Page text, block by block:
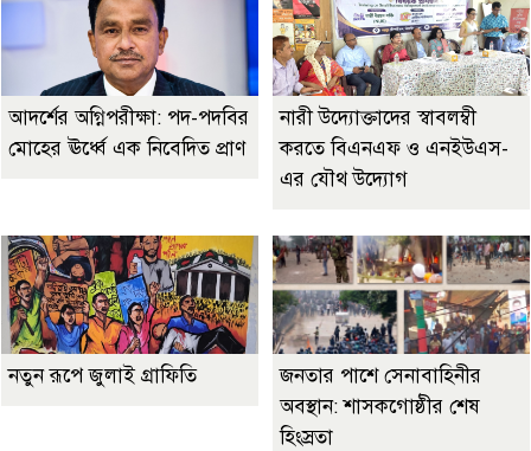
আদর্শের অগ্নিপরীক্ষা: পদ-পদবির
মোহের ঊর্ধ্বে এক নিবেদিত প্রাণ
নারী উদ্যোক্তাদের স্বাবলম্বী
করতে বিএনএফ ও এনইউএস-
এর যৌথ উদ্যোগ
নতুন রূপে জুলাই গ্রাফিতি
জনতার পাশে সেনাবাহিনীর
অবস্থান: শাসকগোষ্ঠীর শেষ
হিংস্রতা